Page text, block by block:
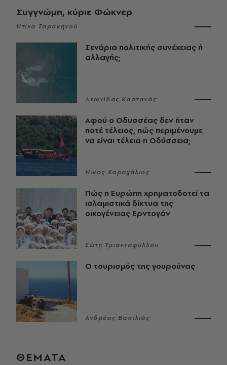
Συγγνώμη, κύριε Φώκνερ
Ντίνα Σαρακηνού
Σενάρια πολιτικής συνέχειας ή
αλλαγής;
Λεωνίδας Καστανάς
Αφού ο Οδυσσέας δεν ήταν
ποτέ τέλειος, πώς περιμένουμε
να είναι τέλεια η Οδύσσεια;
Νίκος Καραχάλιος
Πώς η Ευρώπη χρηματοδοτεί τα
ισλαμιστικά δίκτυα της
οικογένειας Ερντογάν
Σώτη Τριανταφύλλου
Ο τουρισμός της γουρούνας
Ανδρέας Βασιλιάς
ΘΕΜΑΤΑ